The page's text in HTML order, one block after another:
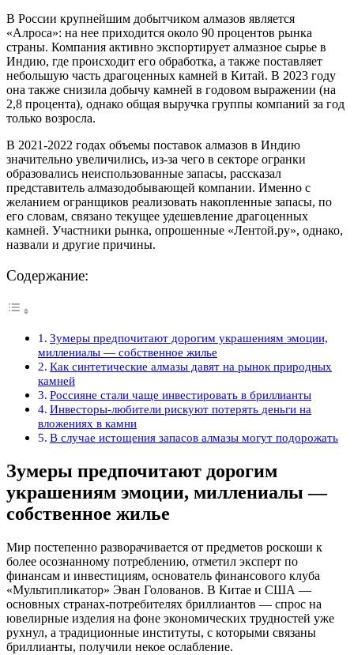
В России крупнейшим добытчиком алмазов является
«Алроса»: на нее приходится около 90 процентов рынка
страны. Компания активно экспортирует алмазное сырье в
Индию, где происходит его обработка, а также поставляет
небольшую часть драгоценных камней в Китай. В 2023 году
она также снизила добычу камней в годовом выражении (на
2,8 процента), однако общая выручка группы компаний за год
только возросла.
В 2021-2022 годах объемы поставок алмазов в Индию
значительно увеличились, из-за чего в секторе огранки
образовались неиспользованные запасы, рассказал
представитель алмазодобывающей компании. Именно с
желанием огранщиков реализовать накопленные запасы, по
его словам, связано текущее удешевление драгоценных
камней. Участники рынка, опрошенные «Лентой.ру», однако,
назвали и другие причины.
Содержание:
Зумеры предпочитают дорогим украшениям эмоции,
миллениалы — собственное жилье
Как синтетические алмазы давят на рынок природных
камней
Россияне стали чаще инвестировать в бриллианты
Инвесторы-любители рискуют потерять деньги на
вложениях в камни
В случае истощения запасов алмазы могут подорожать
Зумеры предпочитают дорогим
украшениям эмоции, миллениалы —
собственное жилье
Мир постепенно разворачивается от предметов роскоши к
более осознанному потреблению, отметил эксперт по
финансам и инвестициям, основатель финансового клуба
«Мультипликатор» Эван Голованов. В Китае и США —
основных странах-потребителях бриллиантов — спрос на
ювелирные изделия на фоне экономических трудностей уже
рухнул, а традиционные институты, с которыми связаны
бриллианты, получили некое ослабление.